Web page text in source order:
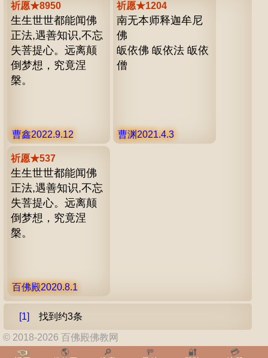
祈愿★8950
生生世世都能闻佛
正法,遇善知识,不忘
失菩提心。远离颠
倒梦想，究竟涅
槃。
曹鑫2022.9.12
祈愿★1204
南无本师释迦牟尼
佛
皈依佛 皈依法 皈依
僧
曹渊2021.4.3
祈愿★537
生生世世都能闻佛
正法,遇善知识,不忘
失菩提心。远离颠
倒梦想，究竟涅
槃。
百佛殿2020.8.1
[1] 找到约3条
© 2018-2026 百佛殿佛教网
👈
🌎
🔎
🚥
🔐
💳